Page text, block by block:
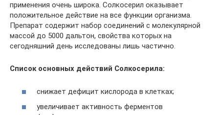
применения очень широка. Солкосерил оказывает
положительное действие на все функции организма.
Препарат содержит набор соединений с молекулярной
массой до 5000 дальтон, свойства которых на
сегодняшний день исследованы лишь частично.
Список основных действий Солкосерила:
снижает дефицит кислорода в клетках;
увеличивает активность ферментов